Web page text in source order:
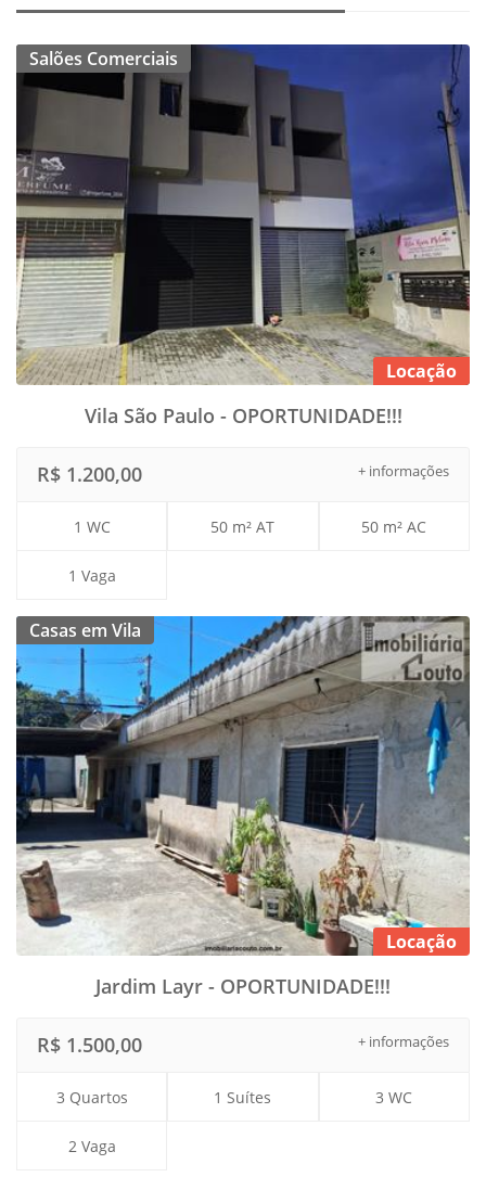
Salões Comerciais
Locação
Vila São Paulo - OPORTUNIDADE!!!
+ informações
R$ 1.200,00
1 WC 50 m² AT 50 m² AC
1 Vaga
Casas em Vila
Locação
Jardim Layr - OPORTUNIDADE!!!
+ informações
R$ 1.500,00
3 Quartos 1 Suítes 3 WC
2 Vaga